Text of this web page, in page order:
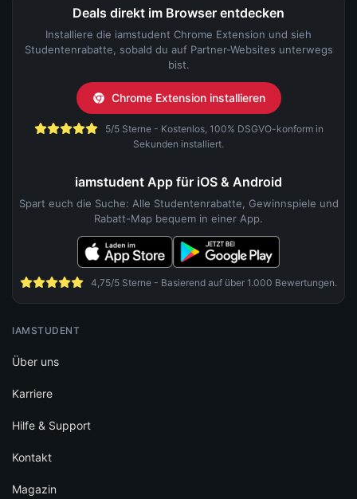
Deals direkt im Browser entdecken
Installiere die iamstudent Chrome Extension und sieh
Studentenrabatte, sobald du auf Partner-Websites unterwegs
bist.
Chrome Extension installieren
5/5 Sterne - Kostenlos, 100% DSGVO-konform in
Sekunden installiert.
iamstudent App für iOS & Android
Spart euch die Suche: Alle Studentenrabatte, Gewinnspiele und
Rabatt-Map bequem in einer App.
4,75/5 Sterne - Basierend auf über 1.000 Bewertungen.
IAMSTUDENT
Über uns
Karriere
Hilfe & Support
Kontakt
Magazin